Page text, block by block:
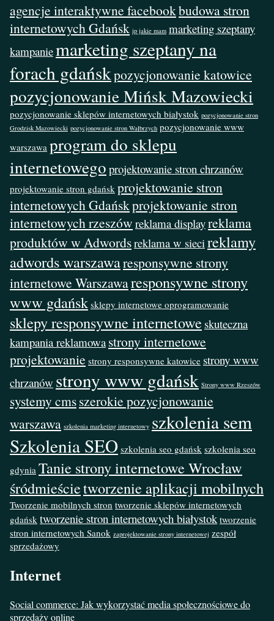
agencje interaktywne facebookbudowa stron
internetowych Gdańsk ip jakie mam marketing szeptany
kampaniemarketing szeptany na
forach gdańskpozycjonowanie katowice
pozycjonowanie Mińsk Mazowiecki
pozycjonowanie sklepów internetowych białystok pozycjonowanie stron
Grodzisk Mazowiecki pozycjonowanie stron Wałbrzych pozycjonowanie www
warszawa program do sklepu
internetowego projektowanie stron chrzanów
projektowanie stron gdańsk projektowanie stron
internetowych Gdańskprojektowanie stron
internetowych rzeszów reklama displayreklama
produktów w Adwordsreklama w sieci reklamy
adwords warszawaresponsywne strony
internetowe Warszawaresponsywne strony
www gdańsk sklepy internetowe oprogramowanie
sklepy responsywne internetowe skuteczna
kampania reklamowa strony internetowe
projektowanie strony responsywne katowice strony www
chrzanów strony www gdańsk Strony www Rzeszów
systemy cmsszerokie pozycjonowanie
warszawa szkolenia marketing internetowy szkolenia sem
Szkolenia SEO szkolenia seo gdańsk szkolenia seo
gdynia Tanie strony internetowe Wrocław
śródmieścietworzenie aplikacji mobilnych
Tworzenie mobilnych stron tworzenie sklepów internetowych
gdańsk tworzenie stron internetowych białystok tworzenie
stron internetowych Sanok zaprojektowanie strony internetowej zespół
sprzedażowy
Internet
Social commerce: Jak wykorzystać media społecznościowe do
sprzedaży online